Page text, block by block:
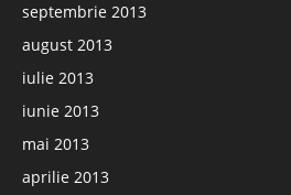
septembrie 2013
august 2013
iulie 2013
iunie 2013
mai 2013
aprilie 2013